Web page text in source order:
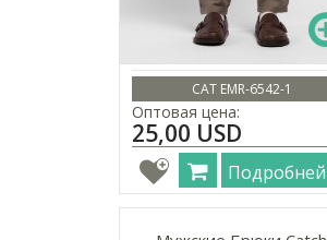
CAT EMR-6542-1
Оптовая цена:
25,00 USD
Подробней